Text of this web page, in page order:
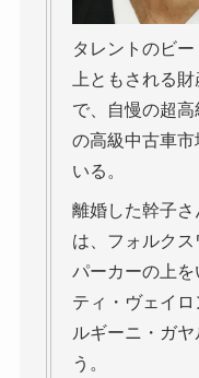
タレントのビ
上ともされる
で、自慢の超
の高級中古車
いる。
離婚した幹子
は、フォルク
パーカーの上を
ティ・ヴェイ
ルギーニ・ガ
う。